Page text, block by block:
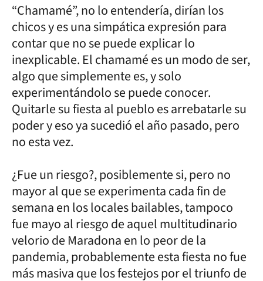
“Chamamé”, no lo entendería, dirían los
chicos y es una simpática expresión para
contar que no se puede explicar lo
inexplicable. El chamamé es un modo de ser,
algo que simplemente es, y solo
experimentándolo se puede conocer.
Quitarle su fiesta al pueblo es arrebatarle su
poder y eso ya sucedió el año pasado, pero
no esta vez.
¿Fue un riesgo?, posiblemente si, pero no
mayor al que se experimenta cada fin de
semana en los locales bailables, tampoco
fue mayo al riesgo de aquel multitudinario
velorio de Maradona en lo peor de la
pandemia, probablemente esta fiesta no fue
más masiva que los festejos por el triunfo de